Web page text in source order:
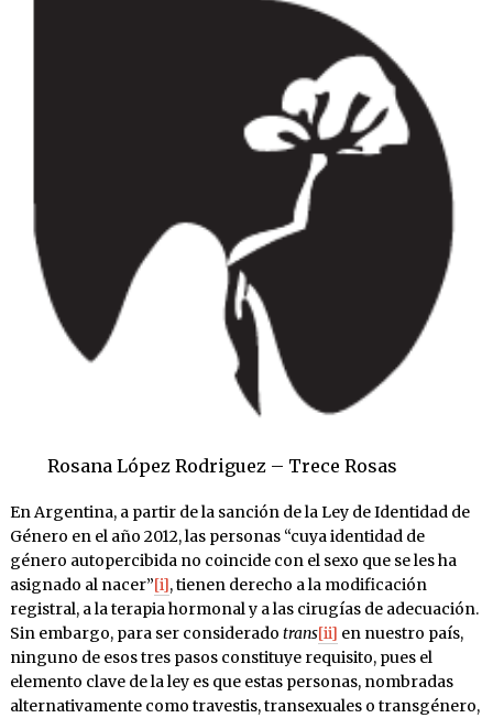
Rosana López Rodriguez – Trece Rosas
En Argentina, a partir de la sanción de la Ley de Identidad de
Género en el año 2012, las personas “cuya identidad de
género autopercibida no coincide con el sexo que se les ha
asignado al nacer”[i], tienen derecho a la modificación
registral, a la terapia hormonal y a las cirugías de adecuación.
Sin embargo, para ser considerado trans[ii] en nuestro país,
ninguno de esos tres pasos constituye requisito, pues el
elemento clave de la ley es que estas personas, nombradas
alternativamente como travestis, transexuales o transgénero,